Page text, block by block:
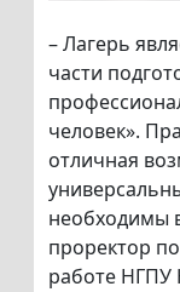
– Лагерь
части
человек».
отличная
необходимы
проректор
работе НГПУ